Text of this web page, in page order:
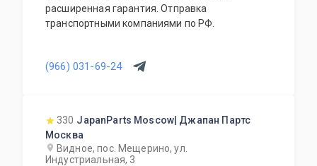
расширенная гарантия. Отправка
транспортными компаниями по РФ.
(966) 031-69-24
330 JapanParts Moscow| Джапан Партс
Москва
Видное, пос. Мещерино, ул.
Индустриальная, 3